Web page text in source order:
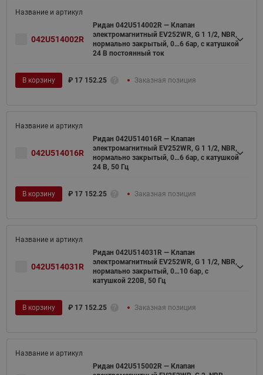
042U514002R
Ридан 042U514002R — Клапан
электромагнитный EV252WR, G 1 1/2, NBR,
нормально закрытый, 0…6 бар, с катушкой
24 В постоянный ток
В корзину ₽ 17 152.25 Заказная позиция
042U514016R
Ридан 042U514016R — Клапан
электромагнитный EV252WR, G 1 1/2, NBR,
нормально закрытый, 0…6 бар, с катушкой
24 В, 50 Гц
В корзину ₽ 17 152.25 Заказная позиция
042U514031R
Ридан 042U514031R — Клапан
электромагнитный EV252WR, G 1 1/2, NBR,
нормально закрытый, 0…10 бар, с
катушкой 220В, 50 Гц
В корзину ₽ 17 152.25 Заказная позиция
Ридан 042U515002R — Клапан